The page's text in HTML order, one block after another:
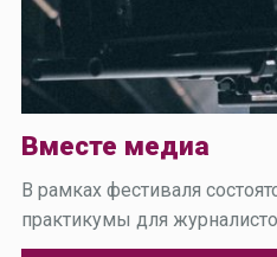
Вместе медиа
В рамках фестиваля
практикумы для